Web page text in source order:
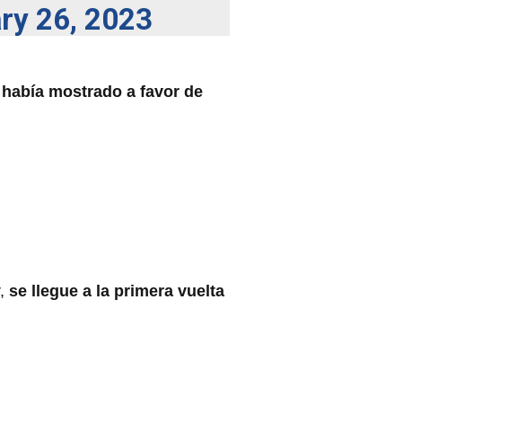
26, 2023
mostrado a favor de
se llegue a la primera vuelta